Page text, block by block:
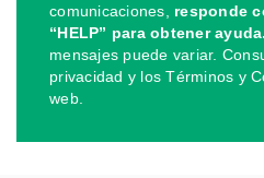
comunicaciones, responde
“HELP” para obtener ayuda.
mensajes puede variar.
privacidad y los Términos y
web.